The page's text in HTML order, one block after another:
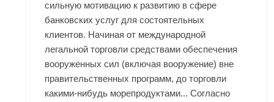
сильную мотивацию к развитию в сфере
банковских услуг для состоятельных
клиентов. Начиная от международной
легальной торговли средствами обеспечения
вооруженных сил (включая вооружение) вне
правительственных программ, до торговли
какими-нибудь морепродуктами... Согласно